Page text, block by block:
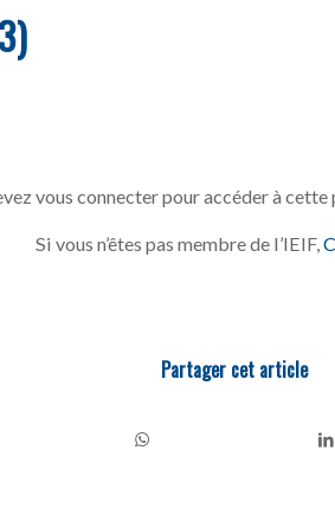
vous connecter pour accéder à cette
Si vous n’êtes pas membre de l’IEIF,
Partager cet article